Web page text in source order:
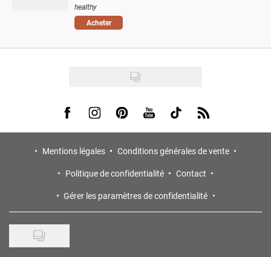
healthy
Acheter
Visit us on Facebook
Visit us on Instagram
Visit us on Pinterest
Visit us on Youtube
Visit us on Tiktok
Visit us on Rss
Mentions légales
Conditions générales de vente
Politique de confidentialité
Contact
Gérer les paramètres de confidentialité